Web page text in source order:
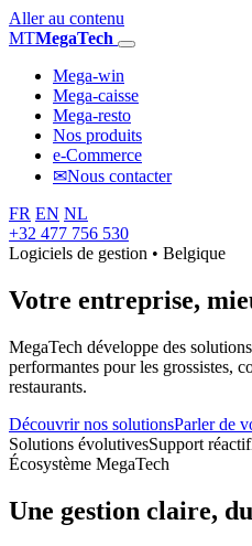
Aller au contenu
MTMegaTech
Mega-win
Mega-caisse
Mega-resto
Nos produits
e-Commerce
✉Nous contacter
FR EN NL
+32 477 756 530
Logiciels de gestion • Belgique
Votre entreprise,
MegaTech développe des
performantes pour les grossistes,
restaurants.
Découvrir nos solutionsParler de
Solutions évolutivesSupport réactif
Écosystème MegaTech
Une gestion claire,